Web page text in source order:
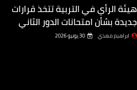
هيئة الرأي في التربية تتخذ قرارات
جديدة بشأن امتحانات الدور الثاني
ابراهيم مهدي 30 يونيو 2026